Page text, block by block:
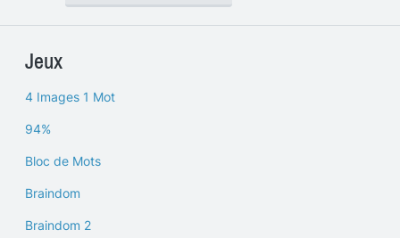
Jeux
4 Images 1 Mot
94%
Bloc de Mots
Braindom
Braindom 2